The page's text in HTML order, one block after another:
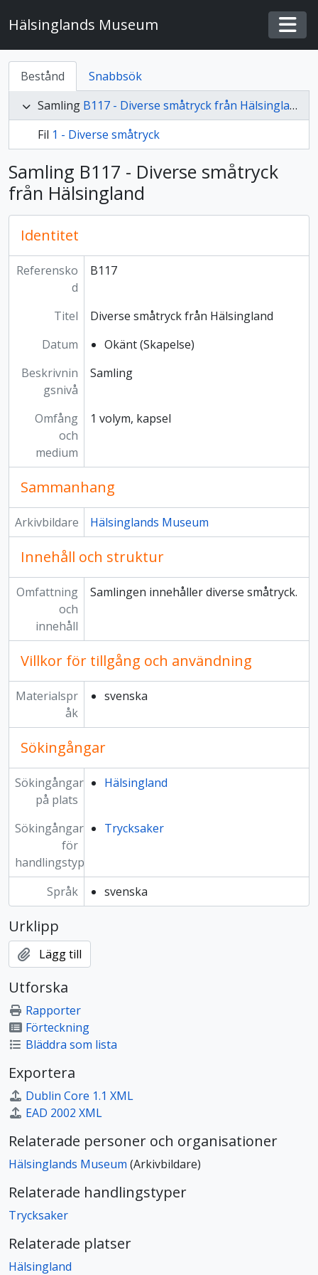
Hälsinglands Museum
Bestånd
Snabbsök
Samling B117 - Diverse småtryck från Hälsingland
Fil 1 - Diverse småtryck
Samling B117 - Diverse småtryck
från Hälsingland
Identitet
Referensko
d
B117
Titel
Diverse småtryck från Hälsingland
Datum
Okänt (Skapelse)
Beskrivnin
gsnivå
Samling
Omfång
och
medium
1 volym, kapsel
Sammanhang
Arkivbildare Hälsinglands Museum
Innehåll och struktur
Omfattning
och
innehåll
Samlingen innehåller diverse småtryck.
Villkor för tillgång och användning
Materialspr
åk
svenska
Sökingångar
Sökingångar
på plats
Hälsingland
Sökingångar
för
handlingstyp
Trycksaker
Språk svenska
Urklipp
Lägg till
Utforska
Rapporter
Förteckning
Bläddra som lista
Exportera
Dublin Core 1.1 XML
EAD 2002 XML
Relaterade personer och organisationer
Hälsinglands Museum (Arkivbildare)
Relaterade handlingstyper
Trycksaker
Relaterade platser
Hälsingland